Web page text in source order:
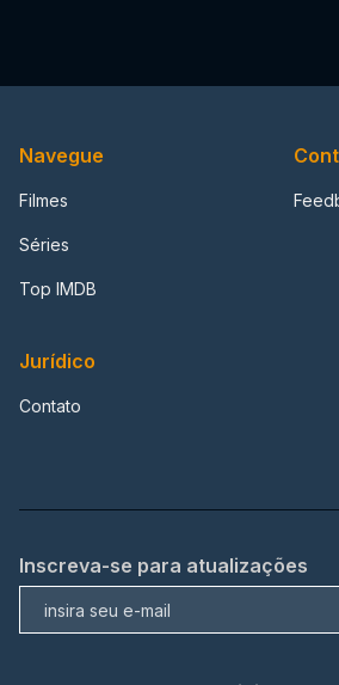
Navegue
Filmes
Séries
Top IMDB
Jurídico
Contato
Inscreva-se para atualizações